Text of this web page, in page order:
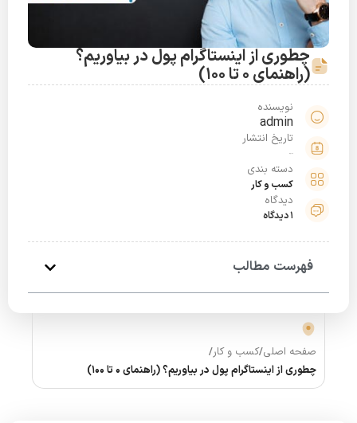
چطوری از اینستاگرام پول در بیاوریم؟
(راهنمای 0 تا 100)
نویسنده
admin
تاریخ انتشار
دسته بندی
کسب و کار
دیدگاه
1 دیدگاه
فهرست مطالب
صفحه اصلی/کسب و کار/
چطوری از اینستاگرام پول در بیاوریم؟ (راهنمای 0 تا 100)